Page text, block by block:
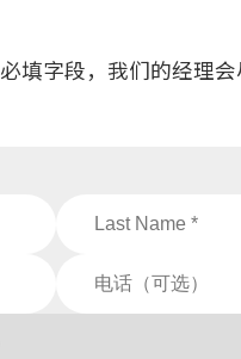
填字段，我们的经理会